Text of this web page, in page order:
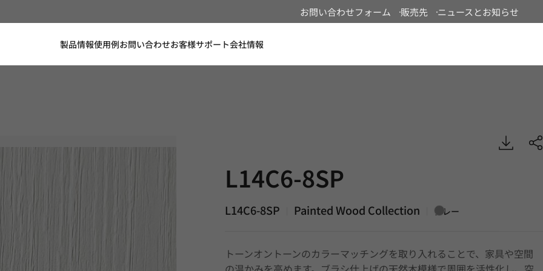
お問い合わせフォーム 販売先 ニュースとお知らせ
製品情報使用例お問い合わせお客様サポート会社情報
L14C6-8SP
L14C6-8SP Painted Wood Collection グレー
トーンオントーンのカラーマッチングを取り入れることで、家具や空間